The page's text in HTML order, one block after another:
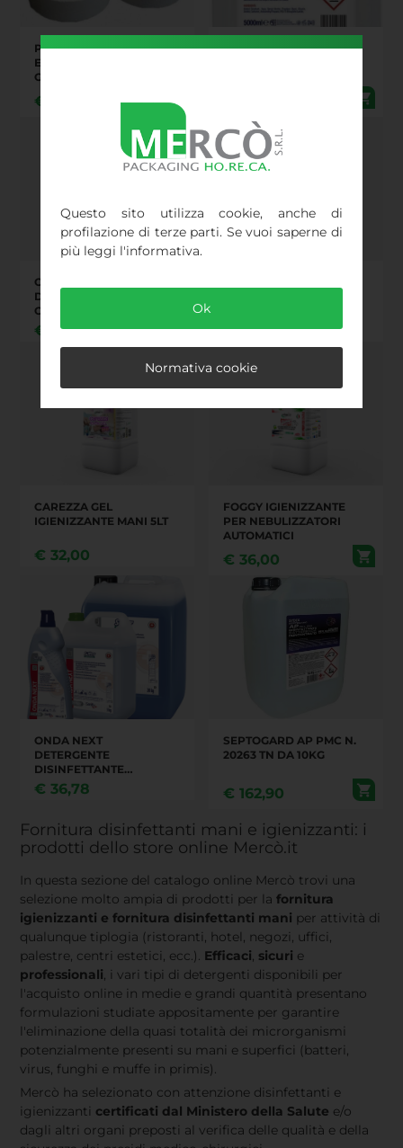
Questo sito utilizza cookie, anche di
profilazione di terze parti. Se vuoi saperne di
più leggi l'informativa.
Ok
Normativa cookie
PASTICCHE IGIENIZZANTI
EFFERVESCENTI DA 3,35
GR. PEZZI 600 IN UN
€
ALCOGEL IGIENIZZANTE
ONDAKLOR
DISINFETTANTE-
CLOROSSIDANTE AD
AZIONE DETERGENTE
PAVIMENTI E SUPERFICI
€ 30,00 € 32,00
CAREZZA GEL
IGIENIZZANTE MANI 5LT
€ 32,00
FOGGY IGIENIZZANTE
PER NEBULIZZATORI
AUTOMATICI
€ 36,00
ONDA NEXT
DETERGENTE
DISINFETTANTE
DEODORANTE
PROFUMATO PER
ANCHE IN AREA MEDICA
HACCP - 5L. ELIMINA
FINO AL 99.9% DI
E VIRUS. (SUTTER
GENERAL)
€ 36,78
SEPTOGARD AP PMC N.
20263 TN DA 10KG
€ 162,90
Fornitura disinfettanti mani e igienizzanti: i
prodotti dello store online Mercò.it
In questa sezione del catalogo online Mercò trovi una
selezione molto ampia di prodotti per lafornitura
igienizzanti e fornitura disinfettanti mani per attività di
qualunque tiplogia (ristoranti, hotel, negozi, uffici,
palestre, centri estetici, ecc.). Efficaci, sicuri e
professionali, i vari tipi di detergenti disponibili per
l'acquisto online in medie e grandi quantità presentano
formulazioni studiate appositamente per garantire
l'eliminazione della quasi totalità dei microrganismi
potenzialmente presenti su mani e superfici (batteri,
virus, funghi e muffe in primis).
Mercò ha selezionato con attenzione disinfettanti e
igienizzanti certificati dal Ministero della Salute e/o
dagli altri organi preposti al verifica delle qualità e della